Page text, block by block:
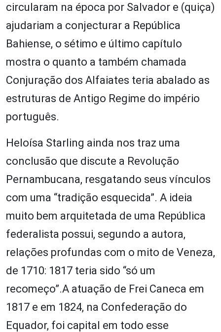
circularam na época por Salvador e (quiça)
ajudariam a conjecturar a República
Bahiense, o sétimo e último capítulo
mostra o quanto a também chamada
Conjuração dos Alfaiates teria abalado as
estruturas de Antigo Regime do império
português.
Heloísa Starling ainda nos traz uma
conclusão que discute a Revolução
Pernambucana, resgatando seus vínculos
com uma “tradição esquecida”. A ideia
muito bem arquitetada de uma República
federalista possui, segundo a autora,
relações profundas com o mito de Veneza,
de 1710: 1817 teria sido “só um
recomeço”.A atuação de Frei Caneca em
1817 e em 1824, na Confederação do
Equador, foi capital em todo esse